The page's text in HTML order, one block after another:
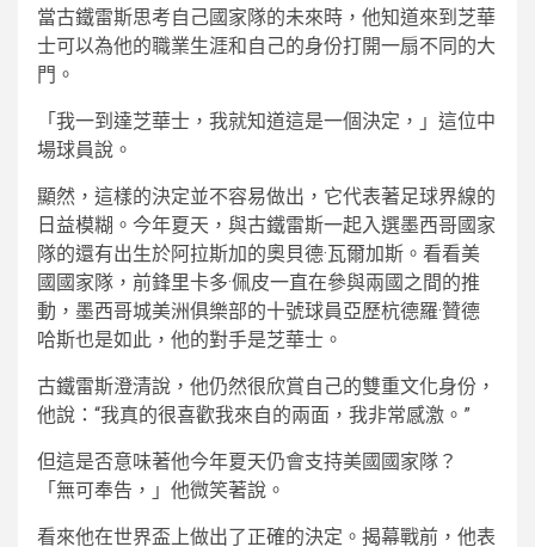
當古鐵雷斯思考自己國家隊的未來時，他知道來到芝華
士可以為他的職業生涯和自己的身份打開一扇不同的大
門。
「我一到達芝華士，我就知道這是一個決定，」這位中
場球員說。
顯然，這樣的決定並不容易做出，它代表著足球界線的
日益模糊。今年夏天，與古鐵雷斯一起入選墨西哥國家
隊的還有出生於阿拉斯加的奧貝德·瓦爾加斯。看看美
國國家隊，前鋒里卡多·佩皮一直在參與兩國之間的推
動，墨西哥城美洲俱樂部的十號球員亞歷杭德羅·贊德
哈斯也是如此，他的對手是芝華士。
古鐵雷斯澄清說，他仍然很欣賞自己的雙重文化身份，
他說：“我真的很喜歡我來自的兩面，我非常感激。”
但這是否意味著他今年夏天仍會支持美國國家隊？
「無可奉告，」他微笑著說。
看來他在世界盃上做出了正確的決定。揭幕戰前，他表